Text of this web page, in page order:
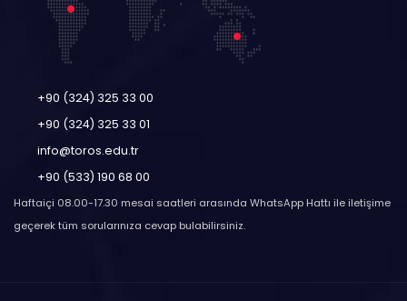
+90 (324) 325 33 00
+90 (324) 325 33 01
info@toros.edu.tr
+90 (533) 190 68 00
Haftaiçi 08.00-17.30 mesai saatleri arasında WhatsApp Hattı ile iletişime
geçerek tüm sorularınıza cevap bulabilirsiniz.